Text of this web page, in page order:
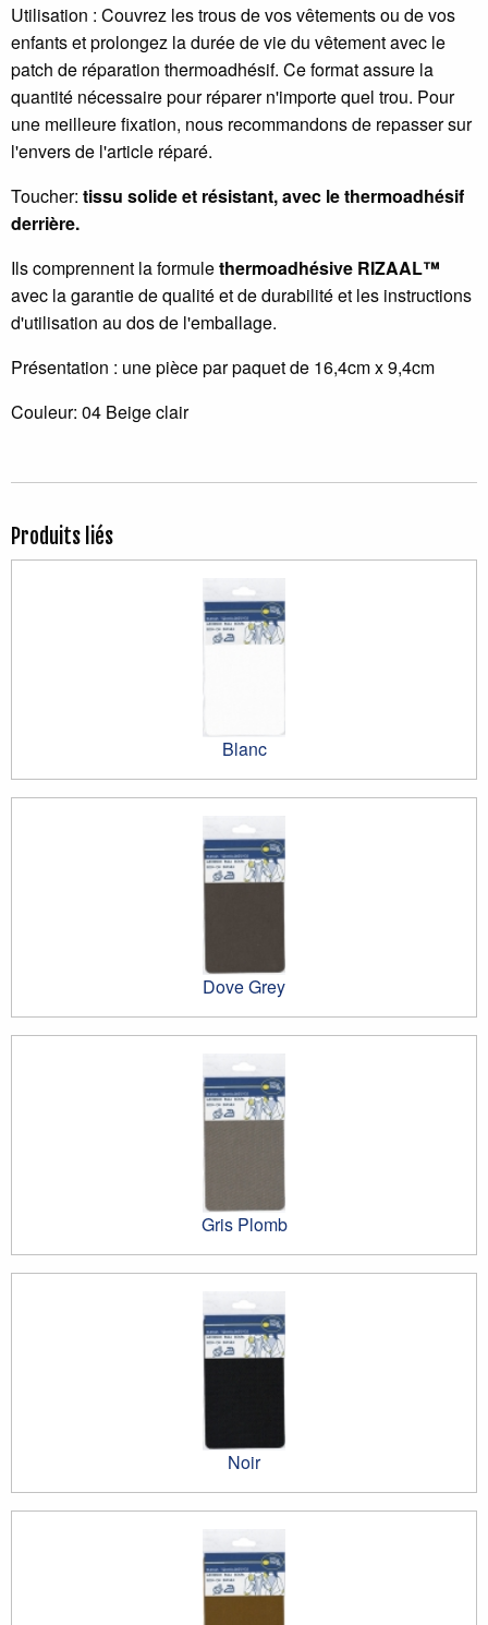
Utilisation : Couvrez les trous de vos vêtements ou de vos
enfants et prolongez la durée de vie du vêtement avec le
patch de réparation thermoadhésif. Ce format assure la
quantité nécessaire pour réparer n'importe quel trou. Pour
une meilleure fixation, nous recommandons de repasser sur
l'envers de l'article réparé.
Toucher: tissu solide et résistant, avec le thermoadhésif
derrière.
Ils comprennent la formulethermoadhésive RIZAAL™
avec la garantie de qualité et de durabilité et les instructions
d'utilisation au dos de l'emballage.
Présentation : une pièce par paquet de 16,4cm x 9,4cm
Couleur: 04 Beige clair
Produits liés
Blanc
Dove Grey
Gris Plomb
Noir